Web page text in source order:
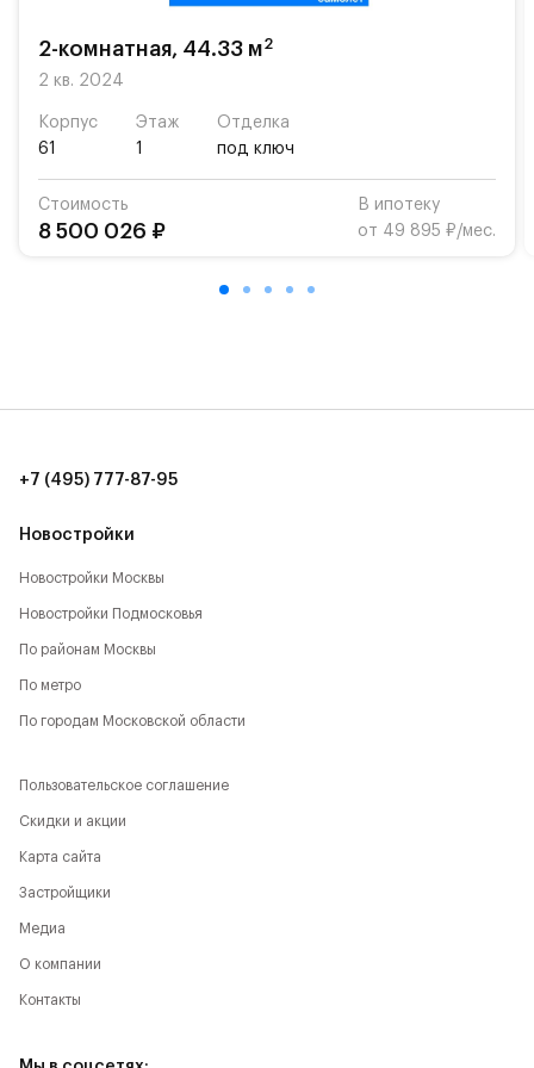
Для автомобилистов — закрытые озеленённые
парковки.
Территория квартала приватная, въезд
осуществляется по пропускам.#yan19-2r1439420#
2-комнатная, 44.33 м2
2 кв. 2024
Корпус
61
Этаж
1
Отделка
под ключ
Стоимость
8 500 026 ₽
В ипотеку
от 49 895 ₽/мес.
Новостройки
Новостройки Москвы
Новостройки Подмосковья
По районам Москвы
По метро
По городам Московской области
+7 (495) 777-87-95
Пользовательское соглашение
Скидки и акции
Карта сайта
Застройщики
Медиа
О компании
Контакты